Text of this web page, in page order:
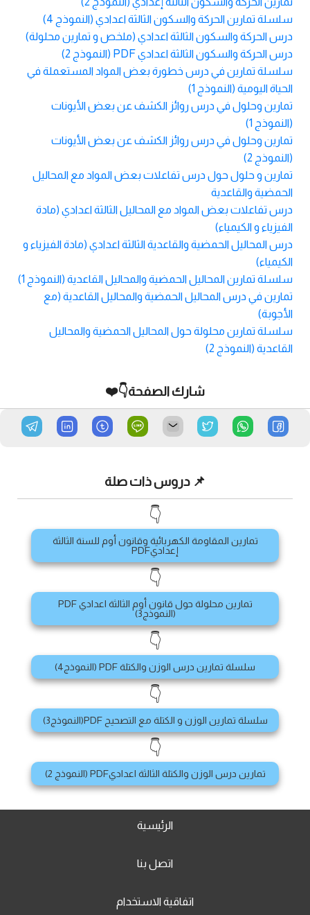
سلسلة تمارين الحركة والسكون الثالثة اعدادي (النموذج 4)
درس الحركة والسكون الثالثة اعدادي (ملخص و تمارين محلولة)
درس الحركة والسكون الثالثة اعدادي PDF (النموذج 2)
سلسلة تمارين في درس خطورة بعض المواد المستعملة في
الحياة اليومية (النموذج 1)
تمارين وحلول في درس روائز الكشف عن بعض الأيونات
(النموذج 1)
تمارين وحلول في درس روائز الكشف عن بعض الأيونات
(النموذج 2)
تمارين و حلول حول درس تفاعلات بعض المواد مع المحاليل
الحمضية والقاعدية
درس تفاعلات بعض المواد مع المحاليل الثالثة اعدادي (مادة
الفيزياء و الكيمياء)
درس المحاليل الحمضية والقاعدية الثالثة اعدادي (مادة الفيزياء و
الكيمياء)
سلسلة تمارين المحاليل الحمضية والمحاليل القاعدية (النموذج 1)
تمارين في درس المحاليل الحمضية والمحاليل القاعدية (مع
الأجوبة)
سلسلة تمارين محلولة حول المحاليل الحمضية والمحاليل
القاعدية (النموذج 2)
شارك الصفحة👇❤️
📌 دروس ذات صلة
👇
تمارين المقاومة الكهربائية وقانون أوم للسنة الثالثة
إعداديPDF
👇
تمارين محلولة حول قانون أوم الثالثة اعدادي PDF
(النموذج3)
👇
سلسلة تمارين درس الوزن والكتلة PDF (النموذج4)
👇
سلسلة تمارين الوزن و الكتلة مع التصحيح PDF(النموذج3)
👇
تمارين درس الوزن والكتلة الثالثة اعداديPDF (النموذج 2)
الرئيسية
اتصل بنا
اتفاقية الاستخدام